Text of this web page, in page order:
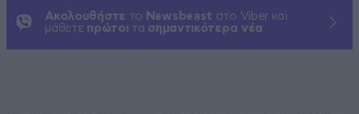
Ακολουθήστε το Newsbeast στο Viber και
μάθετε πρώτοι τα σημαντικότερα νέα